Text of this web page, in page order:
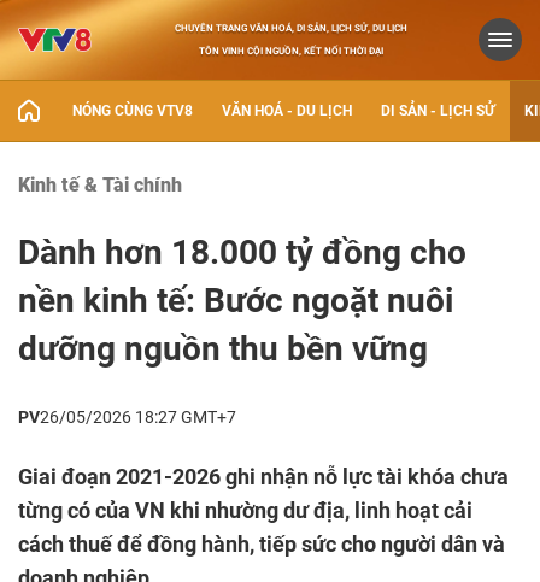
CHUYÊN TRANG VĂN HOÁ, DI SẢN, LỊCH SỬ, DU LỊCH
TÔN VINH CỘI NGUỒN, KẾT NỐI THỜI ĐẠI
NÓNG CÙNG VTV8 VĂN HOÁ - DU LỊCH DI SẢN - LỊCH SỬ
Kinh tế & Tài chính
Dành hơn 18.000 tỷ đồng cho
nền kinh tế: Bước ngoặt nuôi
dưỡng nguồn thu bền vững
PV26/05/2026 18:27 GMT+7
Giai đoạn 2021-2026 ghi nhận nỗ lực tài khóa chưa
từng có của VN khi nhường dư địa, linh hoạt cải
cách thuế để đồng hành, tiếp sức cho người dân và